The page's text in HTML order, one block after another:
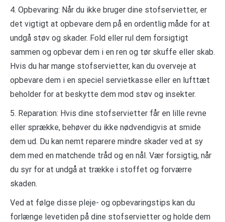
4. Opbevaring: Når du ikke bruger dine stofservietter, er
det vigtigt at opbevare dem på en ordentlig måde for at
undgå støv og skader. Fold eller rul dem forsigtigt
sammen og opbevar dem i en ren og tør skuffe eller skab.
Hvis du har mange stofservietter, kan du overveje at
opbevare dem i en speciel servietkasse eller en lufttæt
beholder for at beskytte dem mod støv og insekter.
5. Reparation: Hvis dine stofservietter får en lille revne
eller sprække, behøver du ikke nødvendigvis at smide
dem ud. Du kan nemt reparere mindre skader ved at sy
dem med en matchende tråd og en nål. Vær forsigtig, når
du syr for at undgå at trække i stoffet og forværre
skaden.
Ved at følge disse pleje- og opbevaringstips kan du
forlænge levetiden på dine stofservietter og holde dem